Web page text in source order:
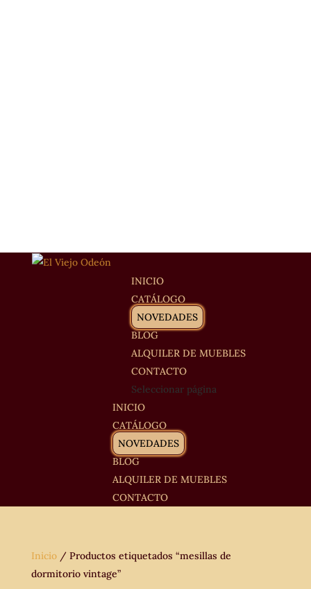
INICIO
CATÁLOGO
NOVEDADES
BLOG
ALQUILER DE MUEBLES
CONTACTO
Seleccionar página
INICIO
CATÁLOGO
NOVEDADES
BLOG
ALQUILER DE MUEBLES
CONTACTO
Inicio/ Productos etiquetados “mesillas de
dormitorio vintage”